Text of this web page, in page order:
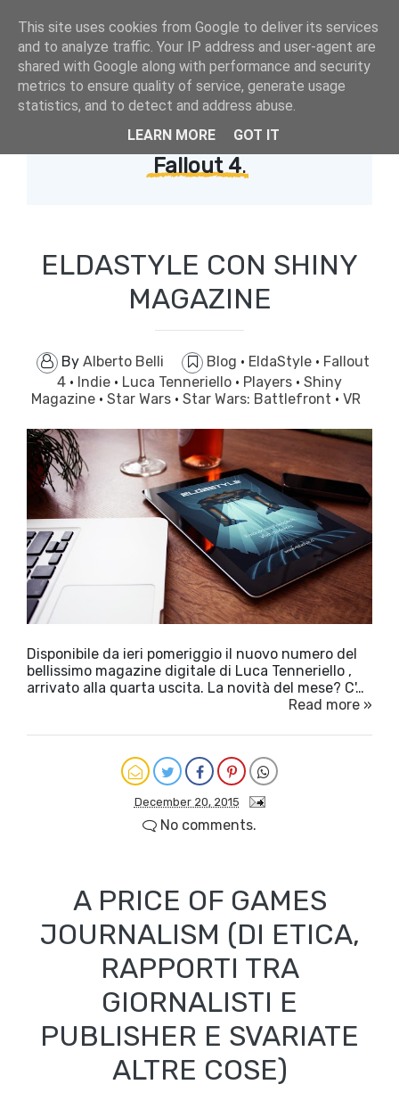
Showing posts with label
Fallout 4.
ELDASTYLE CON SHINY
MAGAZINE
By Alberto Belli Blog · EldaStyle · Fallout
4 · Indie · Luca Tenneriello · Players · Shiny
Magazine · Star Wars · Star Wars: Battlefront · VR
Disponibile da ieri pomeriggio il nuovo numero del
bellissimo magazine digitale di Luca Tenneriello ,
arrivato alla quarta uscita. La novità del mese? C'…
Read more »
December 20, 2015
No comments.
A PRICE OF GAMES
JOURNALISM (DI ETICA,
RAPPORTI TRA
GIORNALISTI E
PUBLISHER E SVARIATE
ALTRE COSE)
This site uses cookies from Google to deliver its services
and to analyze traffic. Your IP address and user-agent are
shared with Google along with performance and security
metrics to ensure quality of service, generate usage
statistics, and to detect and address abuse.
LEARN MORE
GOT IT